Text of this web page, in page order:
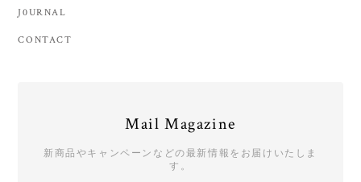
J0URNAL
CONTACT
Mail Magazine
新商品やキャンペーンなどの最新情報をお届けいたしま
す。